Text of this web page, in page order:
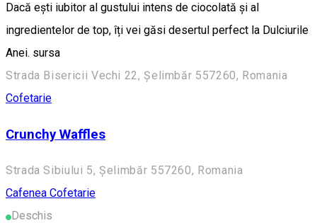
Dacă ești iubitor al gustului intens de ciocolată și al
ingredientelor de top, îți vei găsi desertul perfect la Dulciurile
Anei. sursa
Strada Bisericii Vechi 22, Șelimbăr 557260, Romania
Cofetarie
Crunchy Waffles
Strada Sibiului 5, Șelimbăr 557260, Romania
Cafenea Cofetarie
Deschis